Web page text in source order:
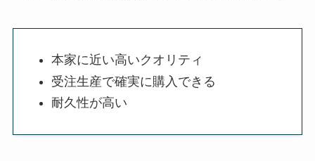
本家に近い高いクオリティ
受注生産で確実に購入できる
耐久性が高い